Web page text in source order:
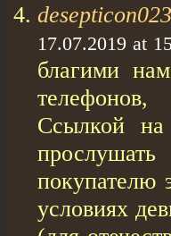
desepticon023
17.07.2019 at
благими
Ссылкой
покупателю
условиях